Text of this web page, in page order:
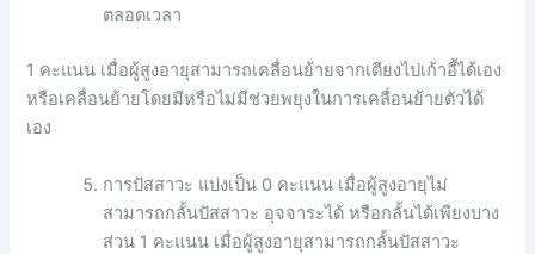
ตลอดเวลา
1 คะแนน เมื่อผู้สูงอายุสามารถเคลื่อนย้ายจากเตียงไปเก้าอี้ได้เอง
หรือเคลื่อนย้ายโดยมีหรือไม่มีช่วยพยุงในการเคลื่อนย้ายตัวได้
เอง
การปัสสาวะ แบ่งเป็น 0 คะแนน เมื่อผู้สูงอายุไม่
สามารถกลั้นปัสสาวะ อุจจาระได้ หรือกลั้นได้เพียงบาง
ส่วน 1 คะแนน เมื่อผู้สูงอายุสามารถกลั้นปัสสาวะ